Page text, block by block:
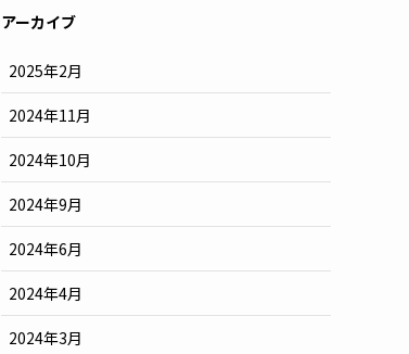
アーカイブ
2025年2月
2024年11月
2024年10月
2024年9月
2024年6月
2024年4月
2024年3月